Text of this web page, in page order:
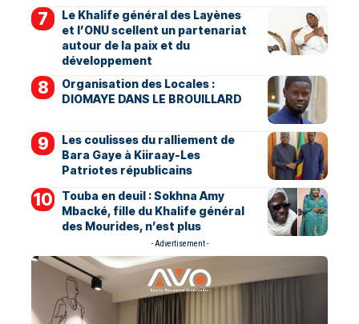
Le Khalife général des Layènes
et l’ONU scellent un partenariat
autour de la paix et du
développement
Organisation des Locales :
DIOMAYE DANS LE BROUILLARD
Les coulisses du ralliement de
Bara Gaye à Kiiraay-Les
Patriotes républicains
Touba en deuil : Sokhna Amy
Mbacké, fille du Khalife général
des Mourides, n’est plus
- Advertisement -